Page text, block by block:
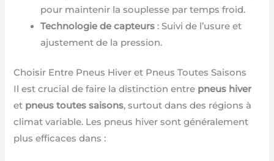
pour maintenir la souplesse par temps froid.
Technologie de capteurs : Suivi de l’usure et
ajustement de la pression.
Choisir Entre Pneus Hiver et Pneus Toutes Saisons
Il est crucial de faire la distinction entre pneus hiver
et pneus toutes saisons, surtout dans des régions à
climat variable. Les pneus hiver sont généralement
plus efficaces dans :